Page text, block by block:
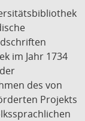
im Jahr 1734
des von
Projekts